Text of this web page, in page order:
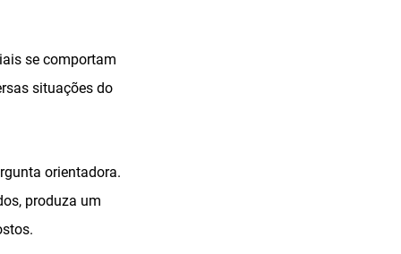
se comportam
situações do
orientadora.
produza um